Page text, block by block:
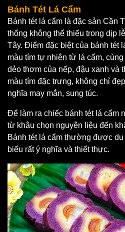
Bánh Tét Lá Cẩm
Bánh tét lá cẩm là đặc sản Cần
thống không thể thiếu trong dịp
Tây. Điểm đặc biệt của bánh tét
màu tím tự nhiên từ lá cẩm,
dẻo thơm của nếp, đậu xanh và
màu tím đặc trưng, không chỉ
nghĩa may mắn, sung túc.
Để làm ra chiếc bánh tét lá cẩm
từ khâu chọn nguyên liệu đến
Bánh tét lá cẩm thường được
biếu rất ý nghĩa và thiết thực.